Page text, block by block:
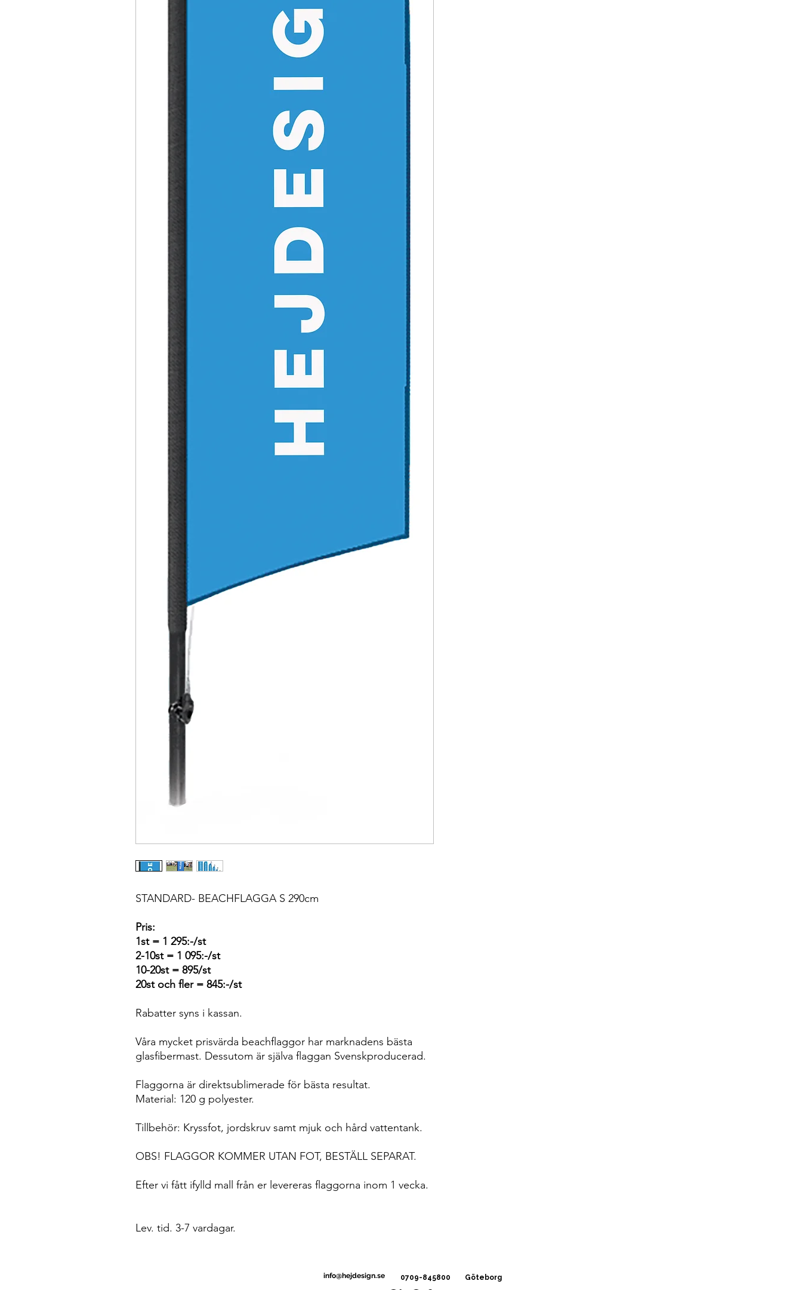
STANDARD- BEACHFLAGGA S 290cm
Pris:
1st = 1 295:-/st
2-10st = 1 095:-/st
10-20st = 895/st
20st och fler = 845:-/st
Rabatter syns i kassan.
Våra mycket prisvärda beachflaggor har marknadens bästa
glasfibermast. Dessutom är själva flaggan Svenskproducerad.
Flaggorna är direktsublimerade för bästa resultat.
Material: 120 g polyester.
Tillbehör: Kryssfot, jordskruv samt mjuk och hård vattentank.
OBS! FLAGGOR KOMMER UTAN FOT, BESTÄLL SEPARAT.
Efter vi fått ifylld mall från er levereras flaggorna inom 1 vecka.
Lev. tid. 3-7 vardagar.
info@hejdesign.se 0709-845800 Göteborg